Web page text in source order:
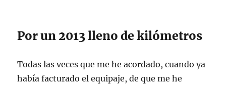
Por un 2013 lleno de kilómetros
Todas las veces que me he acordado, cuando ya
había facturado el equipaje, de que me he